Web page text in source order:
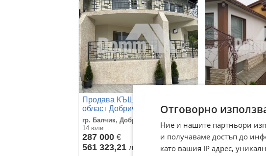
Продава КЪЩА, гр. Балчик,
област Добрич
гр. Балчик, Добрич
14 юли
287 000 €
561 323,21 лв
област Добрич
14 юли
195 000€
381 386,85лв
Отговорно
Ние и нашите партньори
и получаваме достъп до
като вашия IP адрес,